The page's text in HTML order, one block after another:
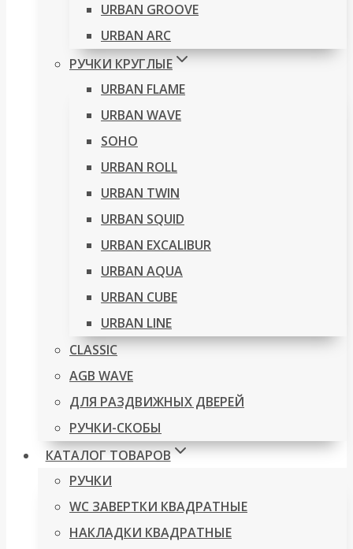
URBAN GROOVE
URBAN ARC
РУЧКИ КРУГЛЫЕ
URBAN FLAME
URBAN WAVE
SOHO
URBAN ROLL
URBAN TWIN
URBAN SQUID
URBAN EXCALIBUR
URBAN AQUA
URBAN CUBE
URBAN LINE
CLASSIC
AGB WAVE
ДЛЯ РАЗДВИЖНЫХ ДВЕРЕЙ
РУЧКИ-СКОБЫ
КАТАЛОГ ТОВАРОВ
РУЧКИ
WC ЗАВЕРТКИ КВАДРАТНЫЕ
НАКЛАДКИ КВАДРАТНЫЕ